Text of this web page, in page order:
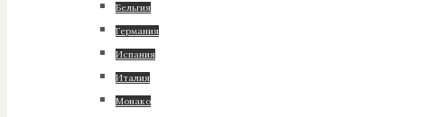
Бельгия
Германия
Испания
Италия
Монако